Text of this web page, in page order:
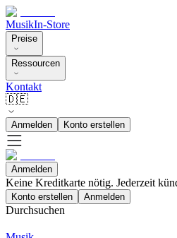
MusikIn-Store
Preise
Ressourcen
Kontakt
🇩🇪
Anmelden Konto erstellen
Anmelden
Keine Kreditkarte nötig. Jederzeit
Konto erstellen Anmelden
Durchsuchen